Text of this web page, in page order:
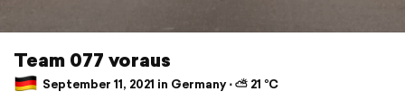
Team 077 voraus
September 11, 2021 in Germany ⋅ ⛅ 21 °C